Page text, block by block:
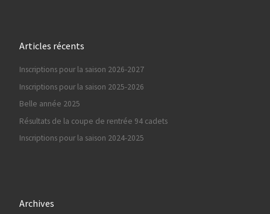
Articles récents
Inscriptions pour la saison 2026-2027
Inscriptions pour la saison 2025-2026
Belle année 2025
Résultats de la coupe de rentrée 94 cadets
Inscriptions pour la saison 2024-2025
Archives